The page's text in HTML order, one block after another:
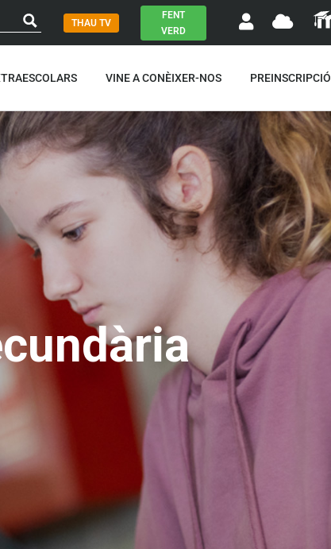
THAU TV
FENT
VERD
VINE A CONÈIXER-NOS PREINSCRIPCIÓ